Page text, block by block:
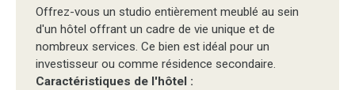
Offrez-vous un studio entièrement meublé au sein
d'un hôtel offrant un cadre de vie unique et de
nombreux services. Ce bien est idéal pour un
investisseur ou comme résidence secondaire.
Caractéristiques de l'hôtel :